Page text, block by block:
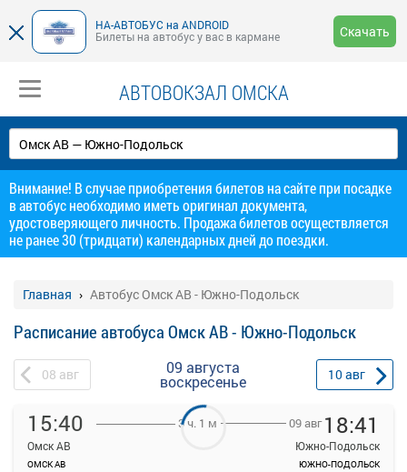
НА-АВТОБУС на ANDROID
Билеты на автобус у вас в кармане
Скачать
АВТОВОКЗАЛ ОМСКА
Внимание! В случае приобретения билетов на сайте при посадке
в автобус необходимо иметь оригинал документа,
удостоверяющего личность. Продажа билетов осуществляется
не ранее 30 (тридцати) календарных дней до поездки.
Главная Автобус Омск АВ - Южно-Подольск
Расписание автобуса Омск АВ - Южно-Подольск
08 авг 09 августа
воскресенье 10авг
15:40
Омск АВ
ОМСК АВ
3 ч. 1 м 09 авг 18:41
Южно-Подольск
ЮЖНО-ПОДОЛЬСК